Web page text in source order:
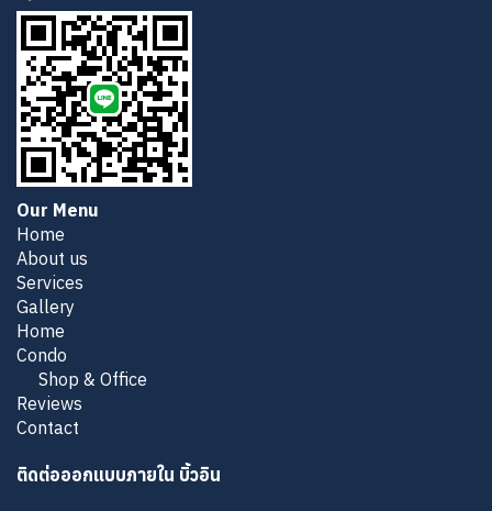
Our Menu
Home
About us
Services
Gallery
Home
Condo
Shop & Office
Reviews
Contact
ติดต่อออกแบบภายใน บิ้วอิน